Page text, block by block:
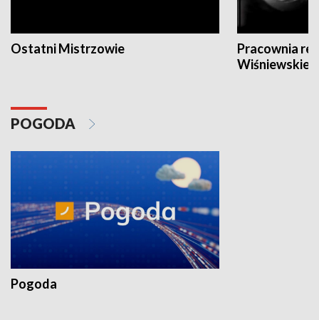
Ostatni Mistrzowie
Pracownia
POGODA
Pogoda